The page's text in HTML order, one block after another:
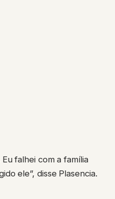
falhei com a família
ele”, disse Plasencia.